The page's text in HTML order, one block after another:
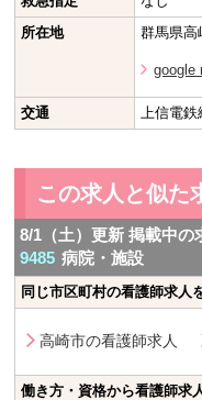
所在地
群馬県高
google
交通 上信電
この求人と似た
8/1（土）更新 掲載中の
9485 病院・施設
同じ市区町村の看護師求人
高崎市の看護師求人
働き方・資格から看護師求